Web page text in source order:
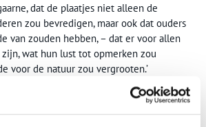
dat de plaatjes niet alleen de
zou bevredigen, maar ook dat ouders
van zouden hebben, – dat er voor allen
wat hun lust tot opmerken zou
voor de natuur zou vergrooten.’
en natuurbeschermer van het
(1865-1945). Als kind kreeg hij al